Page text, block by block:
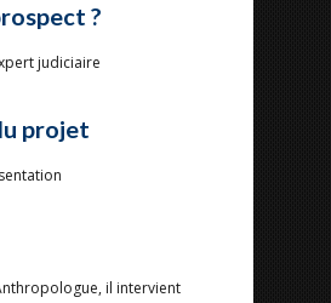
?
judiciaire
projet
il intervient